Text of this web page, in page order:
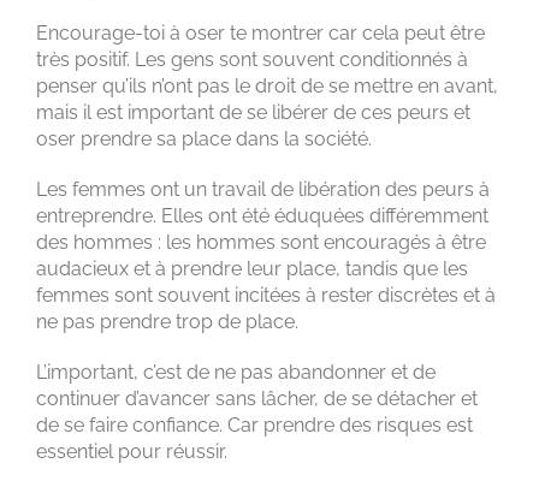
Encourage-toi à oser te montrer car cela peut être
très positif. Les gens sont souvent conditionnés à
penser qu’ils n’ont pas le droit de se mettre en avant,
mais il est important de se libérer de ces peurs et
oser prendre sa place dans la société.
Les femmes ont un travail de libération des peurs à
entreprendre. Elles ont été éduquées différemment
des hommes : les hommes sont encouragés à être
audacieux et à prendre leur place, tandis que les
femmes sont souvent incitées à rester discrètes et à
ne pas prendre trop de place.
L’important, c’est de ne pas abandonner et de
continuer d’avancer sans lâcher, de se détacher et
de se faire confiance. Car prendre des risques est
essentiel pour réussir.